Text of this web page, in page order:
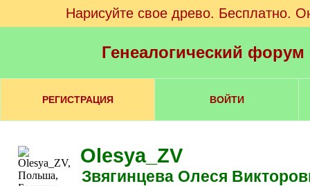
Нарисуйте свое древо. Бесплатно.
Генеалогический
РЕГИСТРАЦИЯ ВОЙТИ
Olesya_ZV
Звягинцева Олеся